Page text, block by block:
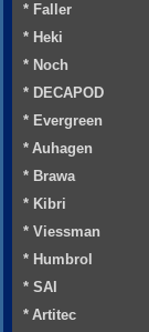
* Faller
* Heki
* Noch
* DECAPOD
* Evergreen
* Auhagen
* Brawa
* Kibri
* Viessman
* Humbrol
* SAI
* Artitec